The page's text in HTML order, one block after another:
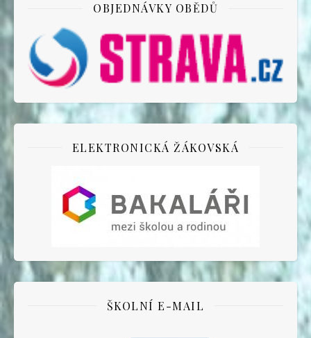
OBJEDNÁVKY OBĚDŮ
ELEKTRONICKÁ ŽÁKOVSKÁ
ŠKOLNÍ E-MAIL